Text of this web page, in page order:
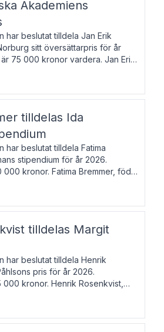
Akademiens
har beslutat tilldela Jan Erik
sitt översättarpris för år
75 000 kronor vardera. Jan Erik
översättare från tyska. Han är
tilldelas Ida
har beslutat tilldela Fatima
stipendium för år 2026.
000 kronor. Fatima Bremmer, född
författare. Hon utkom i fjol med
blodsyst
tilldelas Margit
har beslutat tilldela Henrik
pris för år 2026.
kronor. Henrik Rosenkvist,
i nordiska språk vid Göteborgs
2004 på avhan